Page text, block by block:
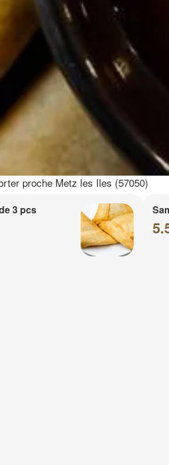
proche Metz les Iles (57050)
3 pcs